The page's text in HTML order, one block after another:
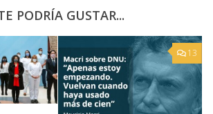
PODRÍA GUSTAR...
13